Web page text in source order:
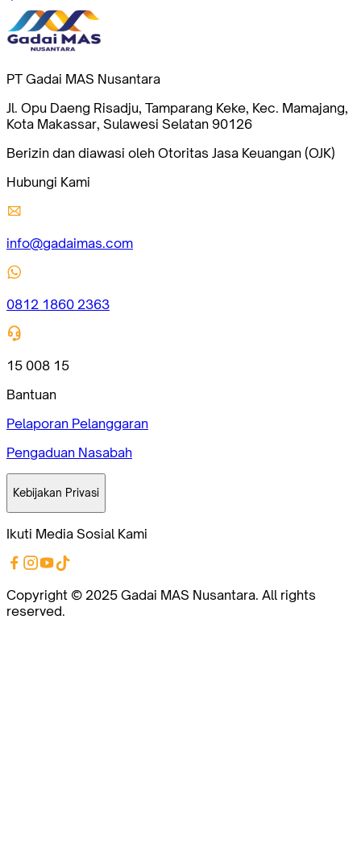
PT Gadai MAS Nusantara
Jl. Opu Daeng Risadju, Tamparang Keke, Kec. Mamajang,
Kota Makassar, Sulawesi Selatan 90126
Berizin dan diawasi oleh Otoritas Jasa Keuangan (OJK)
Hubungi Kami
info@gadaimas.com
0812 1860 2363
15 008 15
Bantuan
Pelaporan Pelanggaran
Pengaduan Nasabah
Kebijakan Privasi
Ikuti Media Sosial Kami
Copyright © 2025 Gadai MAS Nusantara. All rights
reserved.